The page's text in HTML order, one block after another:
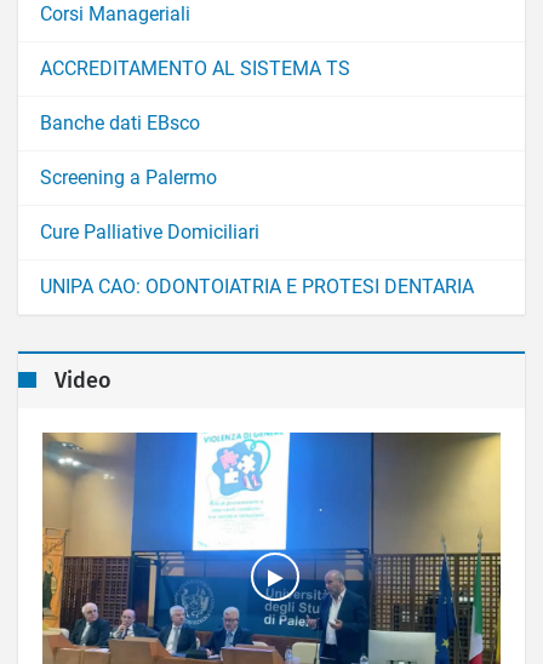
Corsi Manageriali
ACCREDITAMENTO AL SISTEMA TS
Banche dati EBsco
Screening a Palermo
Cure Palliative Domiciliari
UNIPA CAO: ODONTOIATRIA E PROTESI DENTARIA
Video